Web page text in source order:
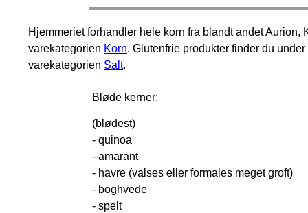
Hjemmeriet forhandler hele korn fra blandt andet
varekategorien Korn. Glutenfrie produkter finder du
varekategorien Salt.
Bløde kerner:
(blødest)
- quinoa
- amarant
- havre (valses eller formales meget groft)
- boghvede
- spelt